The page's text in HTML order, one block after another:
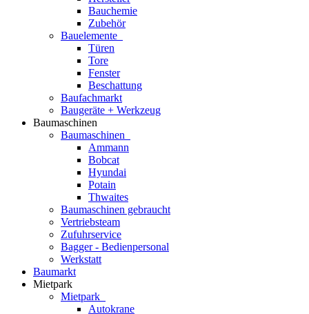
Bauchemie
Zubehör
Bauelemente
Türen
Tore
Fenster
Beschattung
Baufachmarkt
Baugeräte + Werkzeug
Baumaschinen
Baumaschinen
Ammann
Bobcat
Hyundai
Potain
Thwaites
Baumaschinen gebraucht
Vertriebsteam
Zufuhrservice
Bagger - Bedienpersonal
Werkstatt
Baumarkt
Mietpark
Mietpark
Autokrane